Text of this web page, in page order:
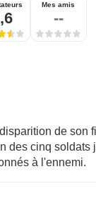
Mes amis
--
de son
des cinq soldats
à l'ennemi.